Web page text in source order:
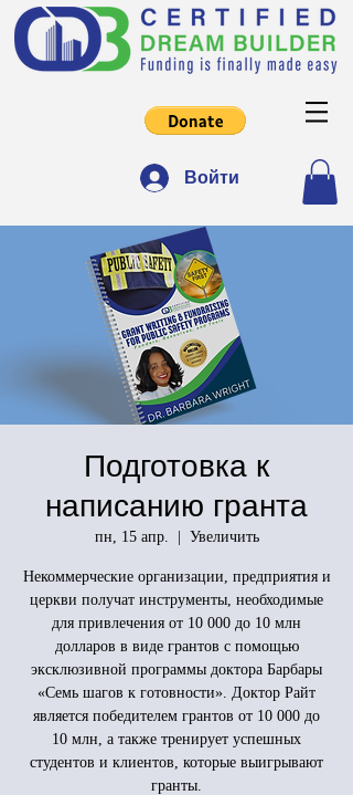
Войти
Подготовка к
написанию гранта
пн, 15 апр.
  |
Увеличить
Некоммерческие организации, предприятия и
церкви получат инструменты, необходимые
для привлечения от 10 000 до 10 млн
долларов в виде грантов с помощью
эксклюзивной программы доктора Барбары
«Семь шагов к готовности». Доктор Райт
является победителем грантов от 10 000 до
10 млн, а также тренирует успешных
студентов и клиентов, которые выигрывают
гранты.